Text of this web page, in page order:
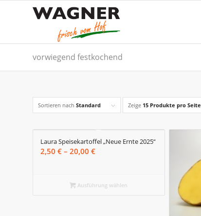
vorwiegend festkochend
Sortieren nach Standard Zeige 15 Produkte pro Seite
Laura Speisekartoffel „Neue Ernte 2025“
2,50 € – 20,00 €Preisspanne:
20,00 €
Ausführung wählen